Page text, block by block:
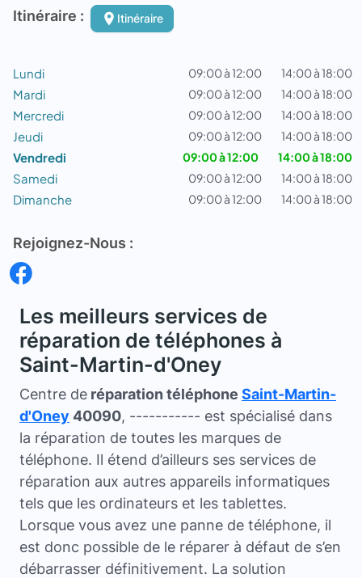
Itinéraire :
Itinéraire
Lundi 09:00 à 12:00 14:00 à 18:00
Mardi 09:00 à 12:00 14:00 à 18:00
Mercredi 09:00 à 12:00 14:00 à 18:00
Jeudi 09:00 à 12:00 14:00 à 18:00
Vendredi 09:00 à 12:00 14:00 à 18:00
Samedi 09:00 à 12:00 14:00 à 18:00
Dimanche 09:00 à 12:00 14:00 à 18:00
Rejoignez-Nous :
Les meilleurs services de
réparation de téléphones à
Saint-Martin-d'Oney
Centre de réparation téléphone Saint-Martin-
d'Oney 40090, ----------- est spécialisé dans
la réparation de toutes les marques de
téléphone. Il étend d’ailleurs ses services de
réparation aux autres appareils informatiques
tels que les ordinateurs et les tablettes.
Lorsque vous avez une panne de téléphone, il
est donc possible de le réparer à défaut de s’en
débarrasser définitivement. La solution